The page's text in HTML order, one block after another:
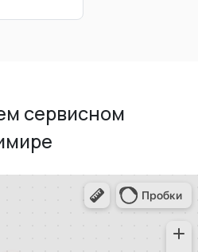
сервисном